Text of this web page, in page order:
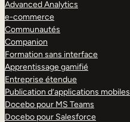
Advanced Analytics
e-commerce
Communautés
Companion
Formation sans interface
Apprentissage gamifié
Entreprise étendue
Publication d’applications mobiles
Docebo pour MS Teams
Docebo pour Salesforce